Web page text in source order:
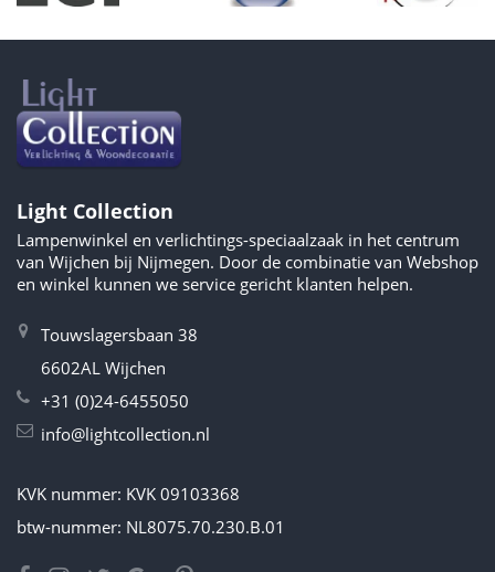
Light Collection
Lampenwinkel en verlichtings-speciaalzaak in het centrum
van Wijchen bij Nijmegen. Door de combinatie van Webshop
en winkel kunnen we service gericht klanten helpen.
Touwslagersbaan 38
6602AL Wijchen
+31 (0)24-6455050
info@lightcollection.nl
KVK nummer: KVK 09103368
btw-nummer: NL8075.70.230.B.01